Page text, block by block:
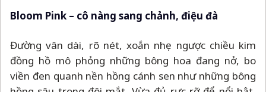
Bloom Pink – cô nàng sang chảnh, điệu đà
Đường vân dài, rõ nét, xoắn nhẹ ngược chiều kim
đồng hồ mô phỏng những bông hoa đang nở, bo
viền đen quanh nền hồng cánh sen như những bông